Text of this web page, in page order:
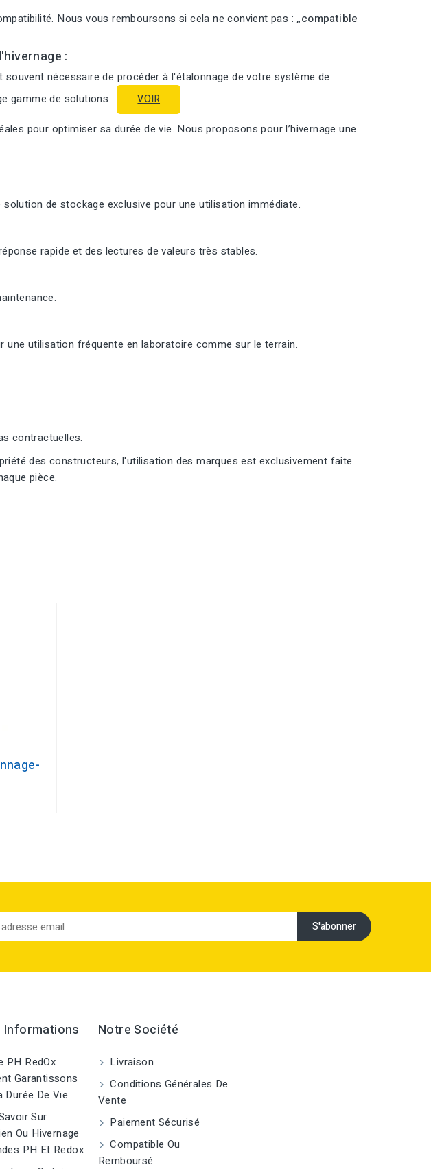
Nous vous remboursons si cela ne convient pas :„compatible
:
nécessaire de procéder à l'étalonnage de votre système de
gamme de solutions :
VOIR
pour optimiser sa durée de vie. Nous proposons pour l’hivernage une
de stockage exclusive pour une utilisation immédiate.
rapide et des lectures de valeurs très stables.
utilisation fréquente en laboratoire comme sur le terrain.
contractuelles.
des constructeurs, l'utilisation des marques est exclusivement faite
pièce.
Informations
PH RedOx
Garantissons
Durée De Vie
Sur
Ou Hivernage
PH Et Redox
Notre Société
Livraison
Conditions Générales De
Vente
Paiement Sécurisé
Compatible Ou
Remboursé